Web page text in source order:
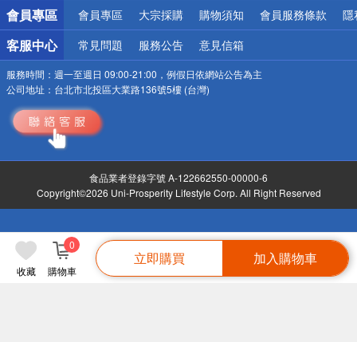
收藏 購物車
0
立即購買 加入購物車
會員專區 會員專區 大宗採購 購物須知 會員服務條款 隱
客服中心 常見問題 服務公告 意見信箱
服務時間： 週一至週日 09:00-21:00，例假日依網站公告為主
公司地址： 台北市北投區大業路136號5樓 (台灣)
食品業者登錄字號 A-122662550-00000-6
Copyright©2026 Uni-Prosperity Lifestyle Corp. All Right Reserved